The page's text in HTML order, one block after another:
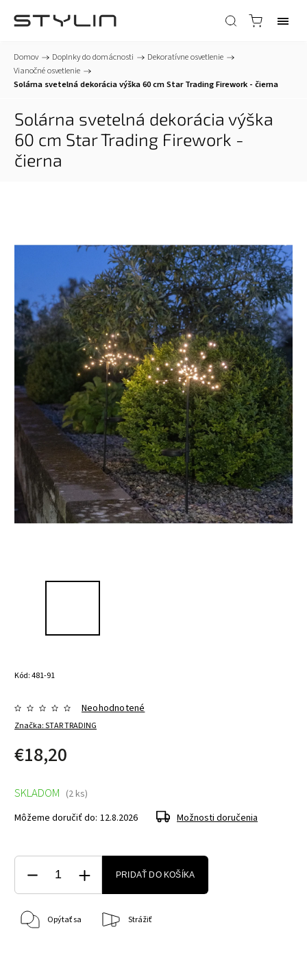
Domov / Doplnky do domácnosti / Dekoratívne osvetlenie /
Vianočné osvetlenie /
Solárna svetelná dekorácia výška 60 cm Star Trading Firework - čierna
Solárna svetelná dekorácia výška
60 cm Star Trading Firework -
čierna
Kód:481-91
Značka:STAR TRADING
Neohodnotené
€18,20
SKLADOM (2 ks)
Môžeme doručiť do: 12.8.2026 Možnosti doručenia
PRIDAŤ DO KOŠÍKA
Opýtať sa Strážiť